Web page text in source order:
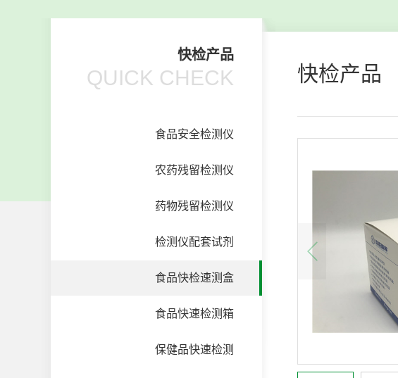
快检产品
QUICK CHECK
食品安全检测仪
农药残留检测仪
药物残留检测仪
检测仪配套试剂
食品快检速测盒
食品快速检测箱
保健品快速检测
快检产品